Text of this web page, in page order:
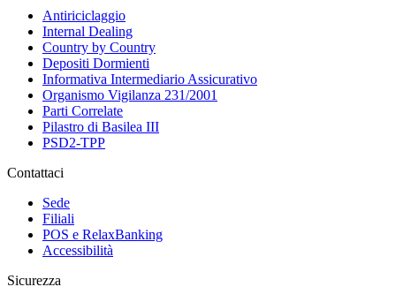
Antiriciclaggio
Internal Dealing
Country by Country
Depositi Dormienti
Informativa Intermediario Assicurativo
Organismo Vigilanza 231/2001
Parti Correlate
Pilastro di Basilea III
PSD2-TPP
Contattaci
Sede
Filiali
POS e RelaxBanking
Accessibilità
Sicurezza